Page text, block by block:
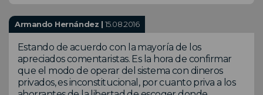
Armando Hernández | 15.08.2016
Estando de acuerdo con la mayoría de los
apreciados comentaristas. Es la hora de confirmar
que el modo de operar del sistema con dineros
privados, es inconstitucional, por cuanto priva a los